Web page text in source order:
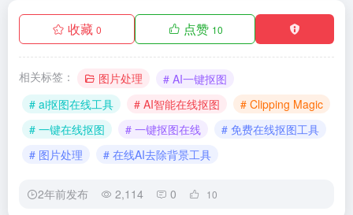
收藏 0 点赞 10
相关标签： 图片处理
# AI一键抠图
# ai抠图在线工具
# AI智能在线抠图
# Clipping Magic
# 一键在线抠图
# 一键抠图在线
# 免费在线抠图工具
# 图片处理
# 在线AI去除背景工具
2年前发布 2,114 0 10